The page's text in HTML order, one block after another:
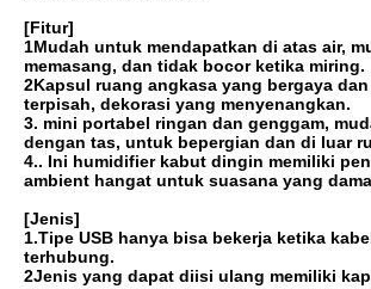
[Fitur]
1Mudah untuk mendapatkan di atas air,
memasang, dan tidak bocor ketika miring.
2Kapsul ruang angkasa yang bergaya
terpisah, dekorasi yang menyenangkan.
3. mini portabel ringan dan genggam,
dengan tas, untuk bepergian dan di luar
4.. Ini humidifier kabut dingin memiliki
ambient hangat untuk suasana yang
[Jenis]
1.Tipe USB hanya bisa bekerja ketika
terhubung.
2Jenis yang dapat diisi ulang memiliki